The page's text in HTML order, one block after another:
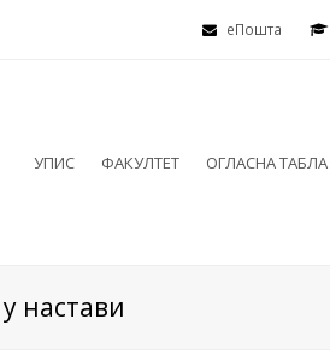
еПошта
УПИС ФАКУЛТЕТ ОГЛАСНА ТАБЛА
настави